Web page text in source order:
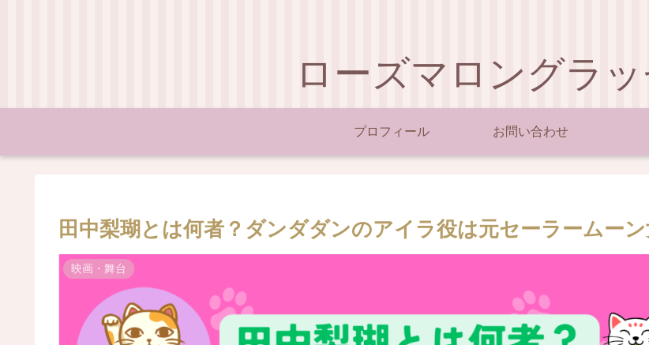
ローズマロングラ
プロフィール お問い合わせ
田中梨瑚とは何者？ダンダダンのアイラ役は元セーラームー
映画・舞台